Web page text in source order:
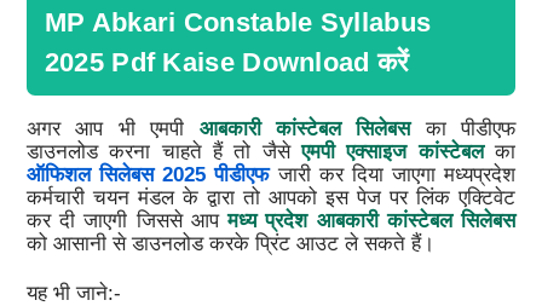
MP Abkari Constable Syllabus
2025 Pdf Kaise Download करें
अगर आप भी एमपी आबकारी कांस्टेबल सिलेबसका पीडीएफ
डाउनलोड करना चाहते हैं तो जैसेएमपी एक्साइज कांस्टेबलका
ऑफिशल सिलेबस 2025 पीडीएफजारी कर दिया जाएगा मध्यप्रदेश
कर्मचारी चयन मंडल के द्वारा तो आपको इस पेज पर लिंक एक्टिवेट
कर दी जाएगी जिससे आपमध्य प्रदेश आबकारी कांस्टेबल सिलेबस
को आसानी से डाउनलोड करके प्रिंट आउट ले सकते हैं।
यह भी जाने:-